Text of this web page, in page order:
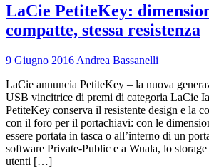
LaCie PetiteKey:
compatte, stessa resistenza
9 Giugno 2016 Andrea Bassanelli
LaCie annuncia PetiteKey – la nuova
USB vincitrice di premi di categoria LaCie
PetiteKey conserva il resistente design e la
con il foro per il portachiavi: con le
essere portata in tasca o all’interno di un
software Private-Public e a Wuala, lo
utenti […]